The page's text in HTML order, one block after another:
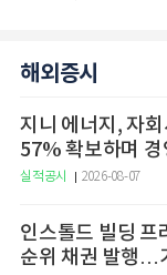
해외증시
지니 에너지, 자
57% 확보하며 경
실적공시 2026-08-07
인스톨드 빌딩 프
순위 채권 발행…